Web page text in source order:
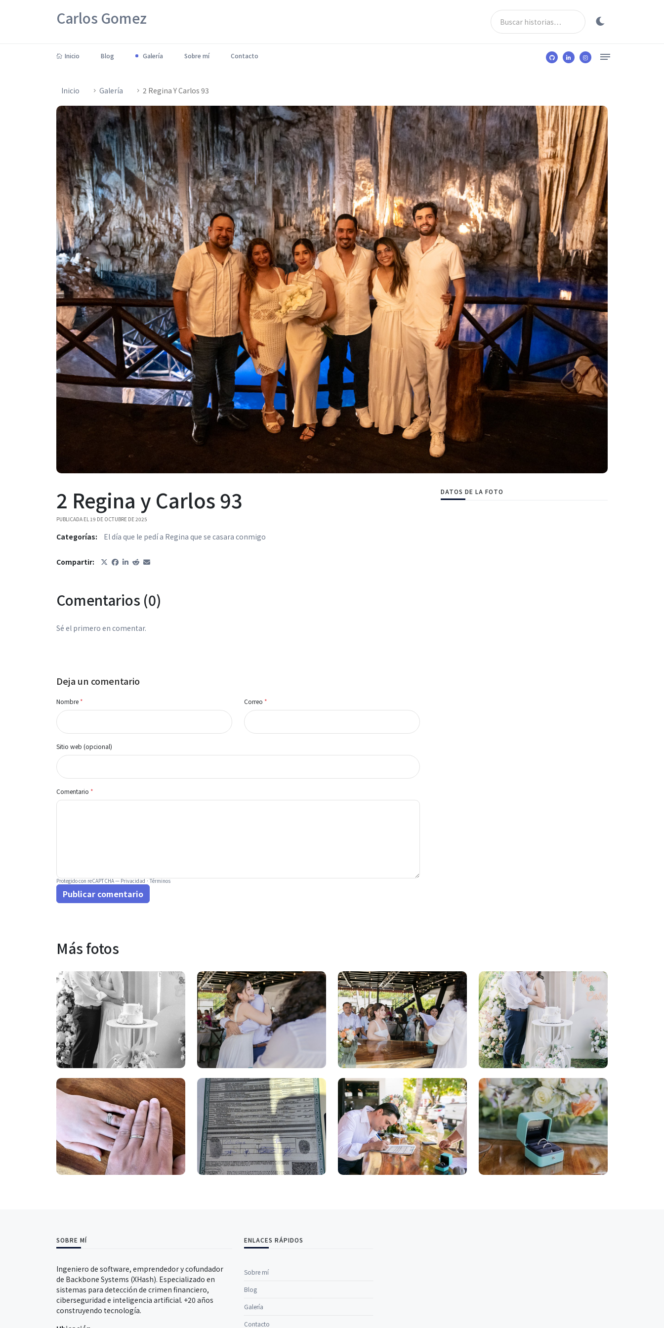
Carlos Gomez
Inicio Blog Galería Sobre mí Contacto
Inicio Galería 2 Regina Y Carlos 93
2 Regina y Carlos 93
PUBLICADA EL 19 DE OCTUBRE DE 2025
Categorías: El día que le pedí a Regina que se casara conmigo
Compartir:
Comentarios (0)
Sé el primero en comentar.
Deja un comentario
Nombre * Correo *
Sitio web (opcional)
Comentario *
Protegido con reCAPTCHA —Privacidad·Términos
Publicar comentario
DATOS DE LA FOTO
Más fotos
SOBRE MÍ
Ingeniero de software, emprendedor y cofundador
de Backbone Systems (XHash). Especializado en
sistemas para detección de crimen financiero,
ciberseguridad e inteligencia artificial. +20 años
construyendo tecnología.
ENLACES RÁPIDOS
Sobre mí
Blog
Galería
Contacto